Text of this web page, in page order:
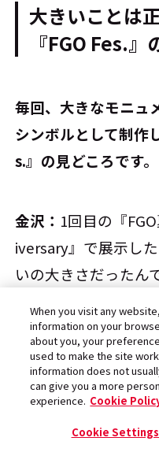
大きいことは
『FGO Fes.』
――毎回、大きなモニ
シンボルとして制作
s.』の見どころです。
金沢： 1回目の『
iversary』で展示し
いの大きさだったん
実施したり、2018
想樹”をモチーフに
りしました。
When you visit any
information on your
about you, your
used to make the site
information does not
can give you a more
experience. Cookie
Cookie Settings